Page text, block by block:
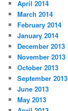
April 2014
March 2014
February 2014
January 2014
December 2013
November 2013
October 2013
September 2013
June 2013
May 2013